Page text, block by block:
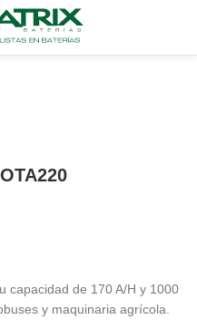
capacidad de 170 A/H y 1000
y maquinaria agrícola.